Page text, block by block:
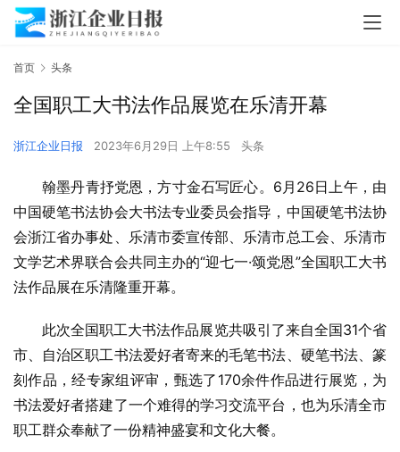
首页 头条
全国职工大书法作品展览在乐清开幕
浙江企业日报 2023年6月29日 上午8:55 头条
翰墨丹青抒党恩，方寸金石写匠心。6月26日上午，由
中国硬笔书法协会大书法专业委员会指导，中国硬笔书法协
会浙江省办事处、乐清市委宣传部、乐清市总工会、乐清市
文学艺术界联合会共同主办的“迎七一·颂党恩”全国职工大书
法作品展在乐清隆重开幕。
此次全国职工大书法作品展览共吸引了来自全国31个省
市、自治区职工书法爱好者寄来的毛笔书法、硬笔书法、篆
刻作品，经专家组评审，甄选了170余件作品进行展览，为
书法爱好者搭建了一个难得的学习交流平台，也为乐清全市
职工群众奉献了一份精神盛宴和文化大餐。